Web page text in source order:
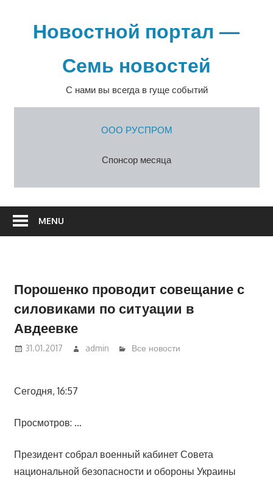
содержимомуНовостной портал —
Семь новостей
С нами вы всегда в гуще событий
ООО РУСПРОМ
Спонсор месяца
MENU
Порошенко проводит совещание с
силовиками по ситуации в
Авдеевке
31.01.2017 admin Все новости
Сегодня, 16:57
Просмотров: …
Президент собрал военный кабинет Совета
национальной безопасности и обороны Украины